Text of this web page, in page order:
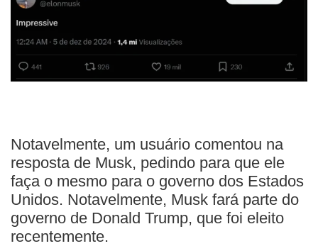
Notavelmente, um usuário comentou na
resposta de Musk, pedindo para que ele
faça o mesmo para o governo dos Estados
Unidos. Notavelmente, Musk fará parte do
governo de Donald Trump, que foi eleito
recentemente.